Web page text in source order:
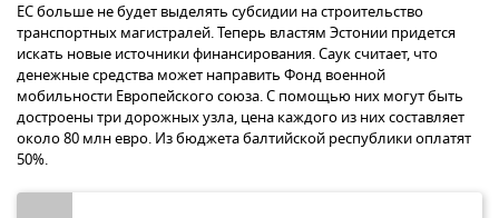
ЕС больше не будет выделять субсидии на строительство
транспортных магистралей. Теперь властям Эстонии придется
искать новые источники финансирования. Саук считает, что
денежные средства может направить Фонд военной
мобильности Европейского союза. С помощью них могут быть
достроены три дорожных узла, цена каждого из них составляет
около 80 млн евро. Из бюджета балтийской республики оплатят
50%.